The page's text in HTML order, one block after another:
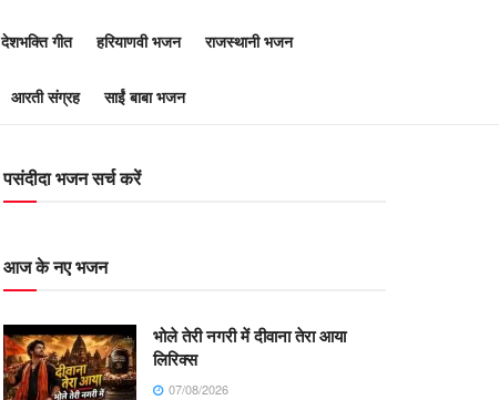
देशभक्ति गीत हरियाणवी भजन राजस्थानी भजन
आरती संग्रह साईं बाबा भजन
पसंदीदा भजन सर्च करें
आज के नए भजन
भोले तेरी नगरी में दीवाना तेरा आया
लिरिक्स
07/08/2026